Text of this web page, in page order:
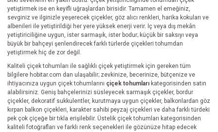
yetiştirmek ise en keyifli uğraşlardan birisidir. Tamamen el emeğiniz,
sevginiz ve ilginizle yeşerecek çiçekler, göz alıcı renkleri, harika kokuları ve
albenileri ile yetiştirildiği her yere yüksek enerji verir. İç veya dış mekân
yetiştiriciliğine uygun, ister sarmaşık, ister bodur; küçük bir saksıyı veya
büyük bir bahçeyi şenlendirecek farklı türlerde çiçekleri tohumdan
yetiştirmek hiç de zor değil.
Kaliteli çiçek tohumları ile sağlıklı çiçek yetiştirmek için gereken tüm
bilgilere hobitar.com dan ulaşabilir; zevkinize, becerinize, bütçenize ve
ihtiyacınıza uygun çiçek tohumlarını çiçek tohumları kategorisinden satın
alabilirsiniz. Geniş bahçelerinizi süsleyecek sarmaşık çiçekler, bordur
çiçekler, dekoratif sukkulentler, kurutmaya uygun çiçekler, balkonlardan göz
kırpan balkon çiçekleri, karakter sahibi peyzaj çiçekleri ve daha farklı türdeki
pek çok çiçeğe bir tıkla erişilebilir. Üstelik çiçek tohumları kategorisinden
kaliteli fotoğrafları ve farklı renk seçenekleri ile gözünüze hitap edecek